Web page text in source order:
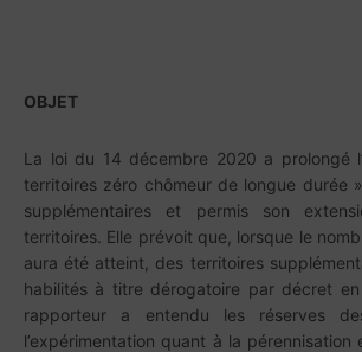
OBJET
La loi du 14 décembre 2020 a prolongé
territoires zéro chômeur de longue durée
supplémentaires et permis son
territoires. Elle prévoit que, lorsque le
aura été atteint, des territoires
habilités à titre dérogatoire par décret en
rapporteur a entendu les réserves
l’expérimentation quant à la pérennisation